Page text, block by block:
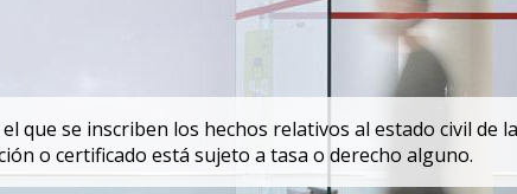
que se inscriben los hechos relativos al estado civil de
o certificado está sujeto a tasa o derecho alguno.